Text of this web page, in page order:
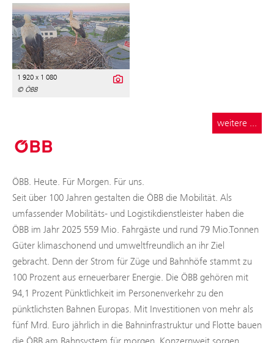
1 920 x 1 080
© ÖBB
weitere ...
ÖBB. Heute. Für Morgen. Für uns.
Seit über 100 Jahren gestalten die ÖBB die Mobilität. Als
umfassender Mobilitäts- und Logistikdienstleister haben die
ÖBB im Jahr 2025 559 Mio. Fahrgäste und rund 79 Mio.Tonnen
Güter klimaschonend und umweltfreundlich an ihr Ziel
gebracht. Denn der Strom für Züge und Bahnhöfe stammt zu
100 Prozent aus erneuerbarer Energie. Die ÖBB gehören mit
94,1 Prozent Pünktlichkeit im Personenverkehr zu den
pünktlichsten Bahnen Europas. Mit Investitionen von mehr als
fünf Mrd. Euro jährlich in die Bahninfrastruktur und Flotte bauen
die ÖBB am Bahnsystem für morgen. Konzernweit sorgen